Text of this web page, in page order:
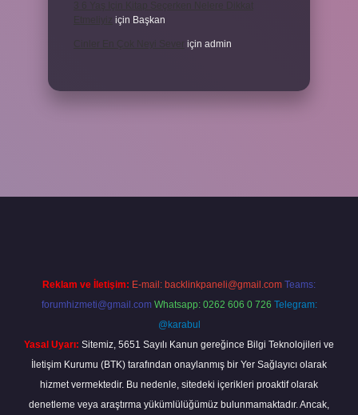
için Başkan
için admin
Reklam ve İletişim: E-mail: backlinkpaneli@gmail.com Teams:
forumhizmeti@gmail.com Whatsapp: 0262 606 0 726 Telegram:
@karabul
Yasal Uyarı: Sitemiz, 5651 Sayılı Kanun gereğince Bilgi Teknolojileri ve
İletişim Kurumu (BTK) tarafından onaylanmış bir Yer Sağlayıcı olarak
hizmet vermektedir. Bu nedenle, sitedeki içerikleri proaktif olarak
denetleme veya araştırma yükümlülüğümüz bulunmamaktadır. Ancak,